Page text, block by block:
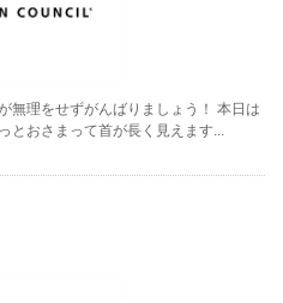
無理をせずがんばりましょう！ 本日は
とおさまって首が長く見えます...